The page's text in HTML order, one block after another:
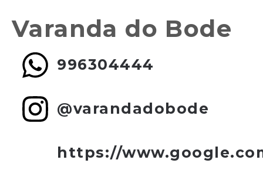
Varanda do Bode
996304444
@varandadobode
https://